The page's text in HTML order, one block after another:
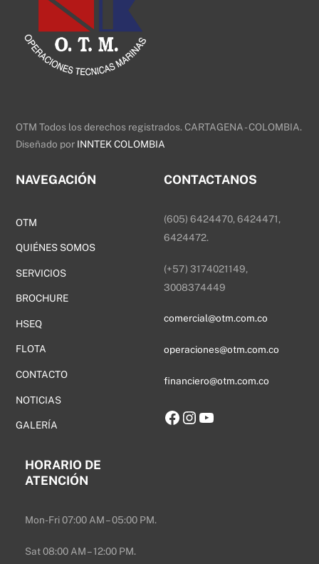
OTM Todos los derechos registrados. CARTAGENA - COLOMBIA.
Diseñado por INNTEK COLOMBIA
NAVEGACIÓN
OTM
QUIÉNES SOMOS
SERVICIOS
BROCHURE
HSEQ
FLOTA
CONTACTO
NOTICIAS
GALERÍA
CONTACTANOS
(605) 6424470, 6424471,
6424472.
(+57) 3174021149,
3008374449
comercial@otm.com.co
operaciones@otm.com.co
financiero@otm.com.co
Facebook
Instagram
YouTube
HORARIO DE
ATENCIÓN
Mon-Fri 07:00 AM – 05:00 PM.
Sat 08:00 AM – 12:00 PM.